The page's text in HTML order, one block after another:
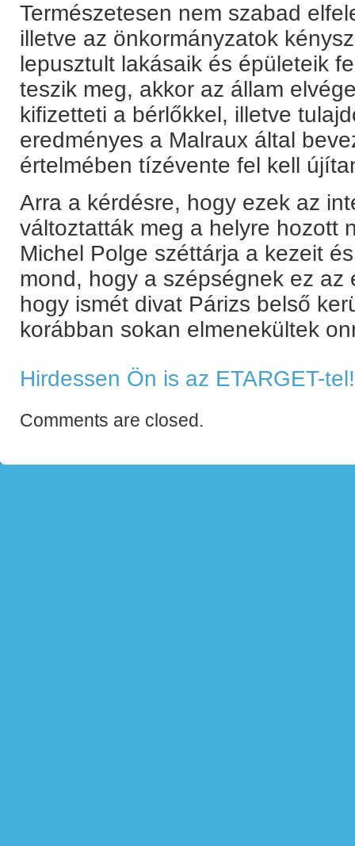
Természetesen nem szabad
illetve az önkormányzatok
lepusztult lakásaik és épületeik
teszik meg, akkor az állam
kifizetteti a bérlőkkel, illetve
eredményes a Malraux által
értelmében tízévente fel kell
Arra a kérdésre, hogy ezek az
változtatták meg a helyre hozott
Michel Polge széttárja a kezeit
mond, hogy a szépségnek ez
hogy ismét divat Párizs belső
korábban sokan elmenekültek
Hirdessen Ön is az ETARGET-tel!
Comments are closed.